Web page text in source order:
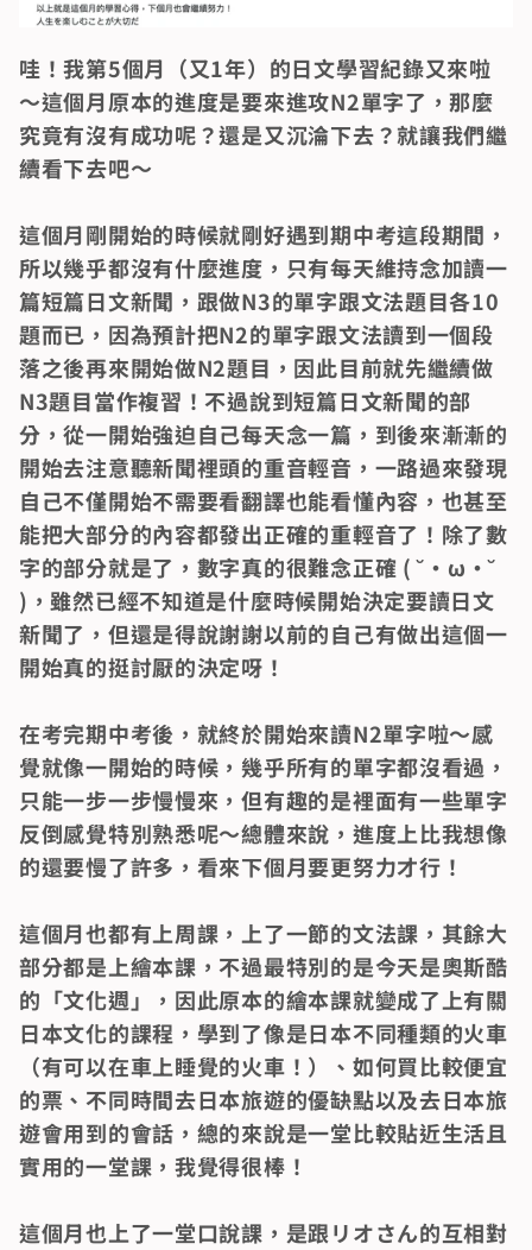
哇！我第5個月（又1年）的日文學習紀錄又來啦
～這個月原本的進度是要來進攻N2單字了，那麼
究竟有沒有成功呢？還是又沉淪下去？就讓我們繼
續看下去吧～
這個月剛開始的時候就剛好遇到期中考這段期間，
所以幾乎都沒有什麼進度，只有每天維持念加讀一
篇短篇日文新聞，跟做N3的單字跟文法題目各10
題而已，因為預計把N2的單字跟文法讀到一個段
落之後再來開始做N2題目，因此目前就先繼續做
N3題目當作複習！不過說到短篇日文新聞的部
分，從一開始強迫自己每天念一篇，到後來漸漸的
開始去注意聽新聞裡頭的重音輕音，一路過來發現
自己不僅開始不需要看翻譯也能看懂內容，也甚至
能把大部分的內容都發出正確的重輕音了！除了數
字的部分就是了，數字真的很難念正確 ( ˘•ω•˘
)，雖然已經不知道是什麼時候開始決定要讀日文
新聞了，但還是得說謝謝以前的自己有做出這個一
開始真的挺討厭的決定呀！
在考完期中考後，就終於開始來讀N2單字啦～感
覺就像一開始的時候，幾乎所有的單字都沒看過，
只能一步一步慢慢來，但有趣的是裡面有一些單字
反倒感覺特別熟悉呢～總體來說，進度上比我想像
的還要慢了許多，看來下個月要更努力才行！
這個月也都有上周課，上了一節的文法課，其餘大
部分都是上繪本課，不過最特別的是今天是奧斯酷
的「文化週」，因此原本的繪本課就變成了上有關
日本文化的課程，學到了像是日本不同種類的火車
（有可以在車上睡覺的火車！）、如何買比較便宜
的票、不同時間去日本旅遊的優缺點以及去日本旅
遊會用到的會話，總的來說是一堂比較貼近生活且
實用的一堂課，我覺得很棒！
這個月也上了一堂口說課，是跟リオさん的互相對